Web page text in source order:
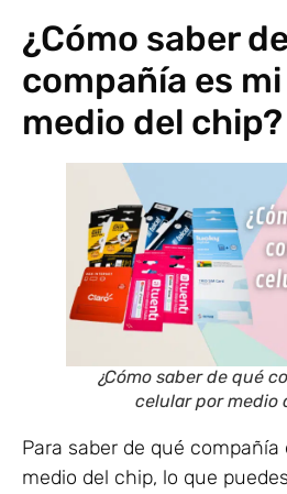
¿Cómo saber
compañía es
medio del chip?
¿Cómo saber de qué
celular por medio
Para saber de qué
medio del chip, lo que